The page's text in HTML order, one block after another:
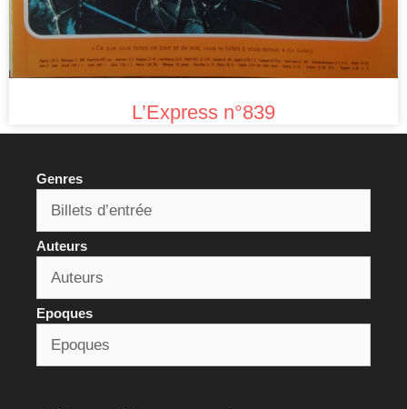
L’Express n°839
Genres
Auteurs
Epoques